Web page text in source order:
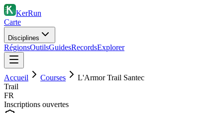
KerRun
Carte
Disciplines
RégionsOutilsGuidesRecordsExplorer
Accueil Courses
L'Armor Trail Santec
Trail
FR
Inscriptions ouvertes